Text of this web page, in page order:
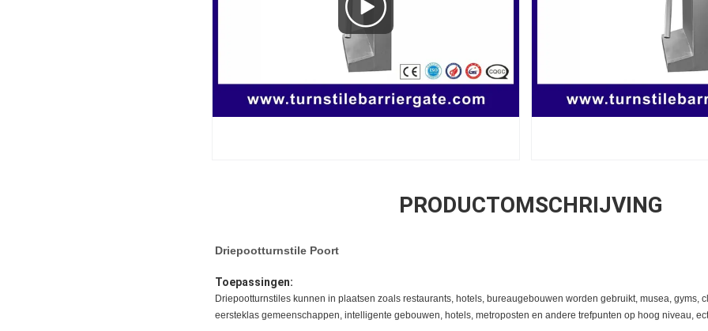
PRODUCTOMSCHRIJVING
Driepootturnstile Poort
Toepassingen:
Driepootturnstiles kunnen in plaatsen zoals restaurants, hotels, bureaugebouwen worden gebruikt, musea, gyms,
eersteklas gemeenschappen, intelligente gebouwen, hotels, metroposten en andere trefpunten op hoog niveau,